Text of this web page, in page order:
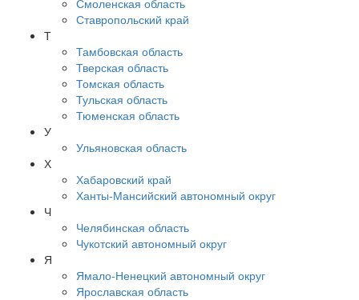
Смоленская область
Ставропольский край
Т
Тамбовская область
Тверская область
Томская область
Тульская область
Тюменская область
У
Ульяновская область
Х
Хабаровский край
Ханты-Мансийский автономный округ
Ч
Челябинская область
Чукотский автономный округ
Я
Ямало-Ненецкий автономный округ
Ярославская область